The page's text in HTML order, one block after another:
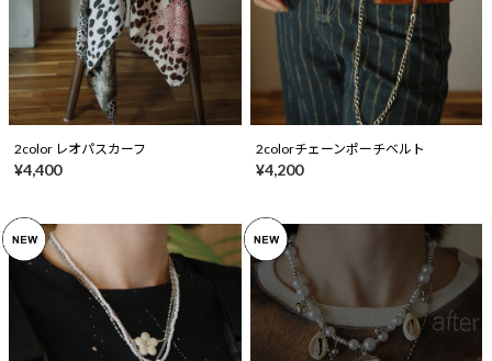
2color レオパスカーフ
¥4,400
2colorチェーンポーチベルト
¥4,200